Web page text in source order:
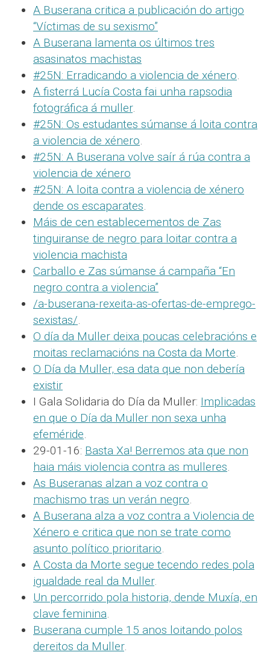
A Buserana critica a publicación do artigo
“Víctimas de su sexismo”
A Buserana lamenta os últimos tres
asasinatos machistas
#25N: Erradicando a violencia de xénero.
A fisterrá Lucía Costa fai unha rapsodia
fotográfica á muller.
#25N: Os estudantes súmanse á loita contra
a violencia de xénero.
#25N: A Buserana volve saír á rúa contra a
violencia de xénero
#25N: A loita contra a violencia de xénero
dende os escaparates.
Máis de cen establecementos de Zas
tinguiranse de negro para loitar contra a
violencia machista
Carballo e Zas súmanse á campaña “En
negro contra a violencia”
/a-buserana-rexeita-as-ofertas-de-emprego-
sexistas/.
O día da Muller deixa poucas celebracións e
moitas reclamacións na Costa da Morte.
O Día da Muller, esa data que non debería
existir
I Gala Solidaria do Día da Muller: Implicadas
en que o Día da Muller non sexa unha
efeméride.
29-01-16: Basta Xa! Berremos ata que non
haia máis violencia contra as mulleres.
As Buseranas alzan a voz contra o
machismo tras un verán negro.
A Buserana alza a voz contra a Violencia de
Xénero e critica que non se trate como
asunto político prioritario.
A Costa da Morte segue tecendo redes pola
igualdade real da Muller.
Un percorrido pola historia, dende Muxía, en
clave feminina.
Buserana cumple 15 anos loitando polos
dereitos da Muller.